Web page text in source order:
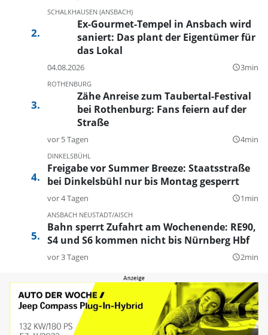
SCHALKHAUSEN (ANSBACH)
Ex-Gourmet-Tempel in Ansbach wird
saniert: Das plant der Eigentümer für
das Lokal
04.08.2026 query_builder3min
ROTHENBURG
Zähe Anreise zum Taubertal-Festival
bei Rothenburg: Fans feiern auf der
Straße
vor 5 Tagen query_builder4min
DINKELSBÜHL
Freigabe vor Summer Breeze: Staatsstraße
bei Dinkelsbühl nur bis Montag gesperrt
vor 4 Tagen query_builder1min
ANSBACH NEUSTADT/AISCH
Bahn sperrt Zufahrt am Wochenende: RE90,
S4 und S6 kommen nicht bis Nürnberg Hbf
vor 3 Tagen query_builder2min